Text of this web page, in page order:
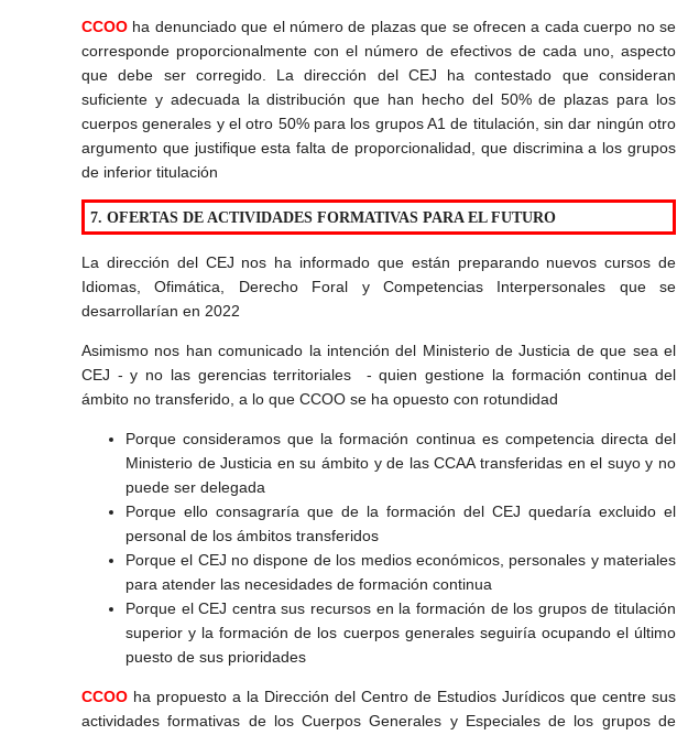
CCOO ha denunciado que el número de plazas que se ofrecen a cada cuerpo no se
corresponde proporcionalmente con el número de efectivos de cada uno, aspecto
que debe ser corregido. La dirección del CEJ ha contestado que consideran
suficiente y adecuada la distribución que han hecho del 50% de plazas para los
cuerpos generales y el otro 50% para los grupos A1 de titulación, sin dar ningún otro
argumento que justifique esta falta de proporcionalidad, que discrimina a los grupos
de inferior titulación
7. OFERTAS DE ACTIVIDADES FORMATIVAS PARA EL FUTURO
La dirección del CEJ nos ha informado que están preparando nuevos cursos de
Idiomas, Ofimática, Derecho Foral y Competencias Interpersonales que se
desarrollarían en 2022
Asimismo nos han comunicado la intención del Ministerio de Justicia de que sea el
CEJ - y no las gerencias territoriales - quien gestione la formación continua del
ámbito no transferido, a lo que CCOO se ha opuesto con rotundidad
Porque consideramos que la formación continua es competencia directa del
Ministerio de Justicia en su ámbito y de las CCAA transferidas en el suyo y no
puede ser delegada
Porque ello consagraría que de la formación del CEJ quedaría excluido el
personal de los ámbitos transferidos
Porque el CEJ no dispone de los medios económicos, personales y materiales
para atender las necesidades de formación continua
Porque el CEJ centra sus recursos en la formación de los grupos de titulación
superior y la formación de los cuerpos generales seguiría ocupando el último
puesto de sus prioridades
CCOO ha propuesto a la Dirección del Centro de Estudios Jurídicos que centre sus
actividades formativas de los Cuerpos Generales y Especiales de los grupos de